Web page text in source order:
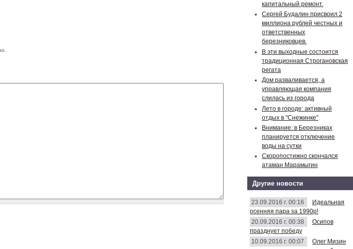
капитальный ремонт.
Сергей Будалин присвоил 2
миллиона рублей честных и
ответственных
березниковцев.
В эти выходные состоится
традиционная Строгановская
регата
Дом разваливается, а
управляющая компания
слилась из города
Лето в городе: активный
отдых в "Снежинке"
Внимание: в Березниках
планируется отключение
воды на сутки
Скоропостижно скончался
атаман Марамыгин
Другие новости
23.09.2016 г. 00:16
Идеальная
осенняя пара за 1990р!
20.09.2016 г. 00:38
Осипов
празднует победу
10.09.2016 г. 00:07
Олег Мизин